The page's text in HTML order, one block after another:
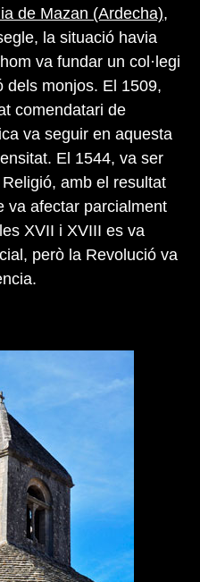
de Mazan (Ardecha),
la situació havia
va fundar un col·legi
dels monjos. El 1509,
comendatari de
va seguir en aquesta
El 1544, va ser
amb el resultat
va afectar parcialment
XVII i XVIII es va
però la Revolució va